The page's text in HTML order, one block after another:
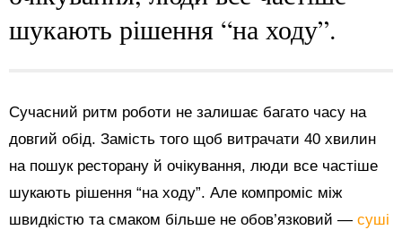
шукають рішення “на ходу”.
Сучасний ритм роботи не залишає багато часу на
довгий обід. Замість того щоб витрачати 40 хвилин
на пошук ресторану й очікування, люди все частіше
шукають рішення “на ходу”. Але компроміс між
швидкістю та смаком більше не обов’язковий — суші